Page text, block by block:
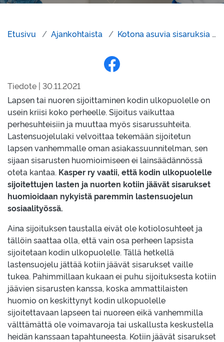
Etusivu Ajankohtaista Kotona asuvia sisaruksia ei saa unohtaa lastensuojelun sijaishuollossa
Tiedote | 30.11.2021
Lapsen tai nuoren sijoittaminen kodin ulkopuolelle on
usein kriisi koko perheelle. Sijoitus vaikuttaa
perhesuhteisiin ja muuttaa myös sisarussuhteita.
Lastensuojelulaki velvoittaa tekemään sijoitetun
lapsen vanhemmalle oman asiakassuunnitelman, sen
sijaan sisarusten huomioimiseen ei lainsäädännössä
oteta kantaa. Kasper ry vaatii, että kodin ulkopuolelle
sijoitettujen lasten ja nuorten kotiin jäävät sisarukset
huomioidaan nykyistä paremmin lastensuojelun
sosiaalityössä.
Aina sijoituksen taustalla eivät ole kotiolosuhteet ja
tällöin saattaa olla, että vain osa perheen lapsista
sijoitetaan kodin ulkopuolelle. Tällä hetkellä
lastensuojelu jättää kotiin jäävät sisarukset vaille
tukea. Pahimmillaan kukaan ei puhu sijoituksesta kotiin
jäävien sisarusten kanssa, koska ammattilaisten
huomio on keskittynyt kodin ulkopuolelle
sijoitettavaan lapseen tai nuoreen eikä vanhemmilla
välttämättä ole voimavaroja tai uskallusta keskustella
heidän kanssaan tapahtuneesta. Kotiin jäävät sisarukset